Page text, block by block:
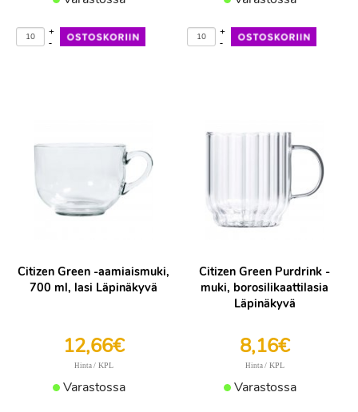
-
+
-
+
Citizen Green -aamiaismuki,
700 ml, lasi Läpinäkyvä
12,66€
Hinta / KPL
Varastossa
Citizen Green Purdrink -
muki, borosilikaattilasia
Läpinäkyvä
8,16€
Hinta / KPL
Varastossa